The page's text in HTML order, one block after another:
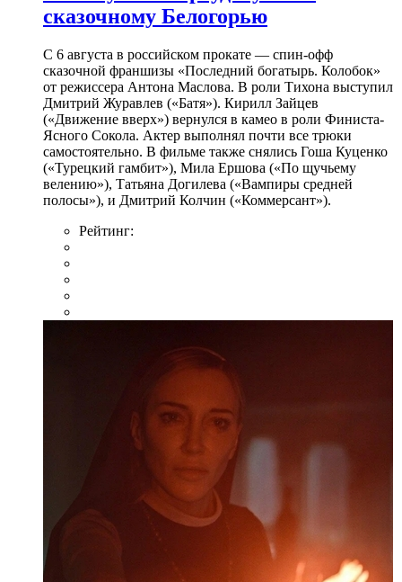
сказочному Белогорью
С 6 августа в российском прокате — спин-офф
сказочной франшизы «Последний богатырь. Колобок»
от режиссера Антона Маслова. В роли Тихона выступил
Дмитрий Журавлев («Батя»). Кирилл Зайцев
(«Движение вверх») вернулся в камео в роли Финиста-
Ясного Сокола. Актер выполнял почти все трюки
самостоятельно. В фильме также снялись Гоша Куценко
(«Турецкий гамбит»), Мила Ершова («По щучьему
велению»), Татьяна Догилева («Вампиры средней
полосы»), и Дмитрий Колчин («Коммерсант»).
Рейтинг: